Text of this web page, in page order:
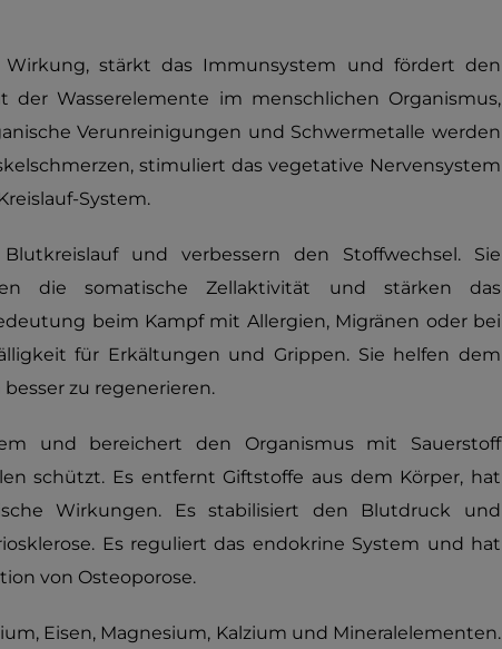
stärkt das Immunsystem und fördert den
der Wasserelemente im menschlichen Organismus,
Verunreinigungen und Schwermetalle werden
stimuliert das vegetative Nervensystem
System.
und verbessern den Stoffwechsel. Sie
die somatische Zellaktivität und stärken das
beim Kampf mit Allergien, Migränen oder bei
für Erkältungen und Grippen. Sie helfen dem
zu regenerieren.
und bereichert den Organismus mit Sauerstoff
schützt. Es entfernt Giftstoffe aus dem Körper, hat
Wirkungen. Es stabilisiert den Blutdruck und
Es reguliert das endokrine System und hat
von Osteoporose.
Eisen, Magnesium, Kalzium und Mineralelementen.